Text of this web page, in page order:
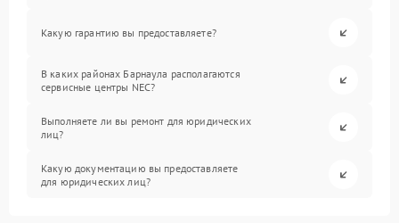
Какую гарантию вы предоставляете?
В каких районах Барнаула располагаются
сервисные центры NEC?
Выполняете ли вы ремонт для юридических
лиц?
Какую документацию вы предоставляете
для юридических лиц?